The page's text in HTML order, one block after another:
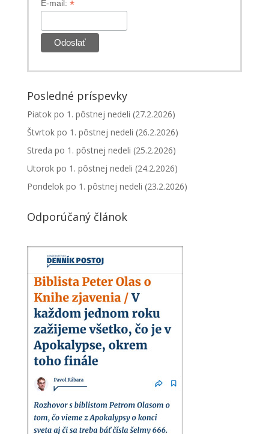
E-mail: *
Posledné príspevky
Piatok po 1. pôstnej nedeli (27.2.2026)
Štvrtok po 1. pôstnej nedeli (26.2.2026)
Streda po 1. pôstnej nedeli (25.2.2026)
Utorok po 1. pôstnej nedeli (24.2.2026)
Pondelok po 1. pôstnej nedeli (23.2.2026)
Odporúčaný článok